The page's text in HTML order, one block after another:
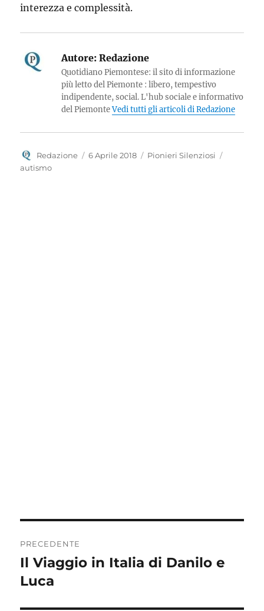
interezza e complessità.
Autore: Redazione
Quotidiano Piemontese: il sito di informazione
più letto del Piemonte : libero, tempestivo
indipendente, social. L'hub sociale e informativo
del PiemonteVedi tutti gli articoli di Redazione
Autore
Redazione
Pubblicato
6 Aprile 2018 Categorie
Pionieri Silenziosi
autismo
articoli
PRECEDENTE
Articolo
precedente:
Il Viaggio in Italia di Danilo e
Luca